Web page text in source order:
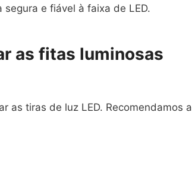
e fiável à faixa de LED.
as fitas luminosas
as tiras de luz LED. Recomendamos a